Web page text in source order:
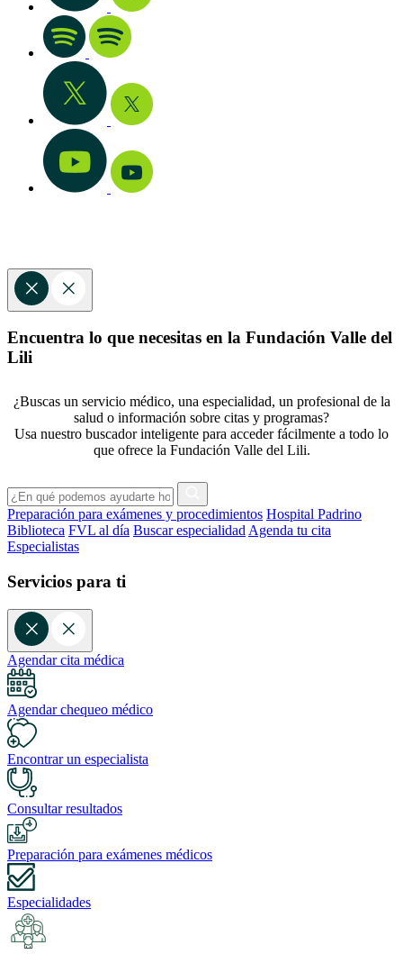
Encuentra lo que necesitas en la Fundación Valle del
Lili
¿Buscas un servicio médico, una especialidad, un profesional de la
salud o información sobre citas y programas?
Usa nuestro buscador inteligente para acceder fácilmente a todo lo
que ofrece la Fundación Valle del Lili.
Preparación para exámenes y procedimientos Hospital Padrino
Biblioteca FVL al día Buscar especialidad Agenda tu cita
Especialistas
Servicios para ti
Agendar cita médica
Agendar chequeo médico
Encontrar un especialista
Consultar resultados
Preparación para exámenes médicos
Especialidades